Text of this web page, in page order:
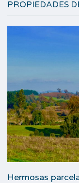
PROPIEDADES
Hermosas